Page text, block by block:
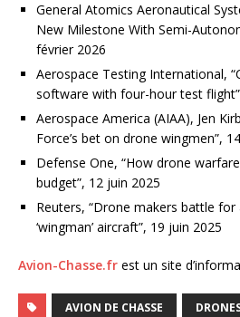
General Atomics Aeronautical
New Milestone With Semi-
février 2026
Aerospace Testing International,
software with four-hour test
Aerospace America (AIAA), Jen
Force’s bet on drone wingmen”,
Defense One, “How drone
budget”, 12 juin 2025
Reuters, “Drone makers battle
‘wingman’ aircraft”, 19 juin 2025
Avion-Chasse.fr est un site
AVION DE CHASSE